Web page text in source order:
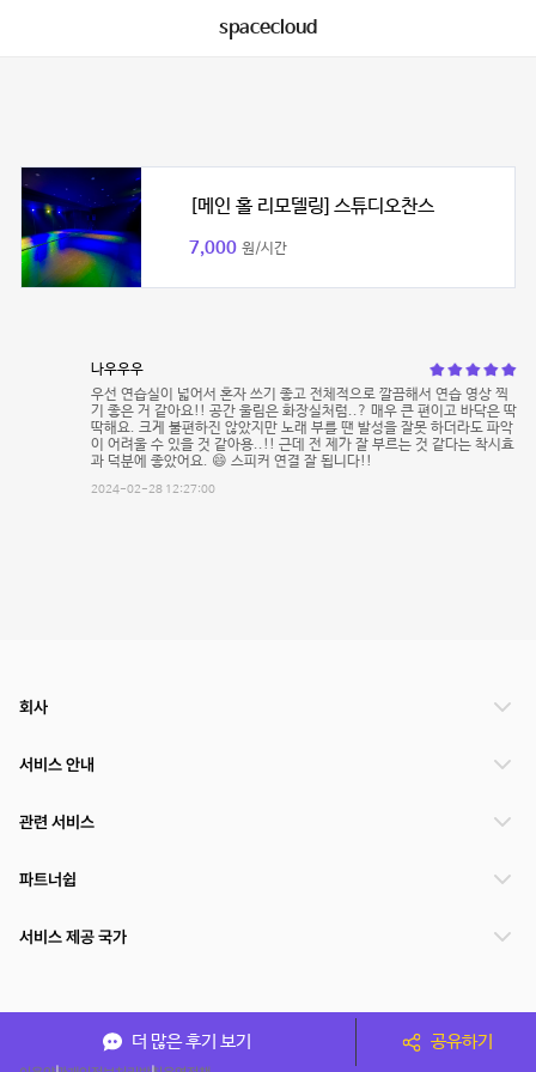
spacecloud
[메인 홀 리모델링] 스튜디오찬스
7,000 원/시간
나우우우
우선 연습실이 넓어서 혼자 쓰기 좋고 전체적으로 깔끔해서 연습 영상 찍
기 좋은 거 같아요!! 공간 울림은 화장실처럼..? 매우 큰 편이고 바닥은 딱
딱해요. 크게 불편하진 않았지만 노래 부를 땐 발성을 잘못 하더라도 파악
이 어려울 수 있을 것 같아용..!! 근데 전 제가 잘 부르는 것 같다는 착시효
과 덕분에 좋았어요. 😄 스피커 연결 잘 됩니다!!
2024-02-28 12:27:00
더 많은 후기 보기 공유하기
회사
서비스 안내
관련 서비스
파트너쉽
서비스 제공 국가